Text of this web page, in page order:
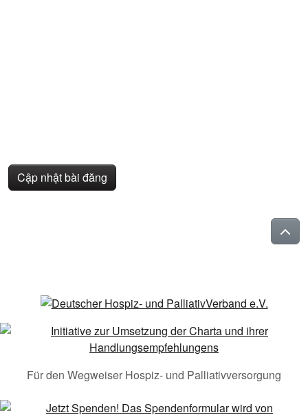
Cập nhật bài đăng
Für den Wegweiser Hospiz- und Palliativversorgung